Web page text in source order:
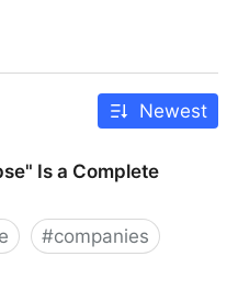
Newest
Is a Complete
#companies